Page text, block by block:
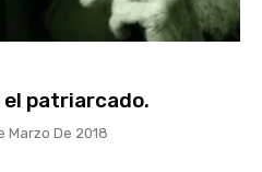
patriarcado.
Marzo De 2018